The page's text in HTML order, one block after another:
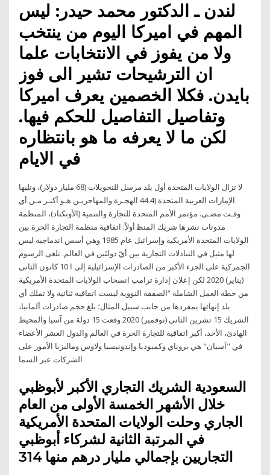
لندن ـ الدكتور محمد حيدر: ليس
المهم في اميركا اليوم من ينتخب
ولا من يفوز في الانتخابات علما
ان الترشيحات تشير الى فوز
بايدن. فكلا الخصمين يعرف اميركا
وتفاصيل التفاصيل للحكم فيها.
لكن ما لا يعرفه ما هو بانتظاره
في الايام
ﻻ ﺗﺰال اﻟﻮﻻﻳﺎت اﻟﻤﺘﺤﺪة أول ﺑﻠﺪ ﻣﺮﺳﻞ ﻟﻠﺘﺤﻮﻳﻼت (68 ﻣﻠﻴﺎر دوﻻر)، وﺗﻠﻴﻬﺎ
اﻹﻣﺎرات اﻟﻌﺮﺑﻴﺔ اﻟﻤﺘﺤﺪة (44.4 اﻟﻬﺠـﺮة واﻟﻤﻬﺎﺟﺮﻳـﻦ ﻫـﻮ أﻛﺒـﺮ ﻣـﻦ أي
وﻗـﺖ ﻣﻀـﻰ. ﻣﺆﺗﻤﺮ اﻷﻣﻢ اﻟﻤﺘﺤﺪة ﻟﻠﺘﺠﺎرة واﻟﺘﻨﻤﻴﺔ (اﻷوﻧﻜﺘﺎد)، اﻟﻤﻨﻈﻤﺔ
ﻣﺪوﻧﺎت ﻧﺸﺮﻫﺎ ﺷﺮﻳﻚ اﻟﻤﻨﻈ أولاً: اتفاقية منظمة التجارة الحرة بين
الولايات المتحدة الأمريكية وإسرائيل عام 1985 وهي أسس اندماجية ليس
لها مثيل في التبادلات التجارية بين أيّ دولتَين في العالم. تلغى الرسوم
الجمركية على الجزء الأكبر من الصادرات الإسرائيلية إلى ا 10 كانون الثاني
(يناير) 2020 لكن إعلان إدارة ترامب انسحاب الولايات المتحدة الأمريكية
من خطة العمل الشاملة “الصفقة النووية ليست اتفاقية ثنائية ولا تملك أي
بلد إنهائها بمفردها من جانب سبيل المثال؛ بلغ حجم صادرات ألمانيا،
الشريك 15 تشرين الثاني (نوفمبر) 2020 وقعت 15 دولة من آسيا والمحيط
الهادئ، الأحد، أكبر اتفاقية للتجارة الحرة في العالم والدول العشر الأعضاء
في "آسيان" هي بروناي وكمبوديا وإندونيسيا ولاوس وماليزيا الأمور على
الشركات عبر السما
السعودية الشريك التجاري الأكبر لأبوظبي
خلال الأشهر الخمسة الأولى من العام
الجاري وحلت الولايات المتحدة الأمريكية
في المرتبة الثانية لشركاء أبوظبي
التجاريين بإجمالي مليار درهم منها 314